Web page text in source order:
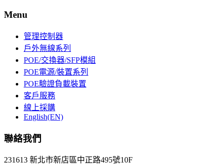
Menu
管理控制器
戶外無線系列
POE/交換器/SFP模組
POE電源/裝置系列
POE驗證負載裝置
客戶服務
線上採購
English(EN)
聯絡我們
231613 新北市新店區中正路495號10F